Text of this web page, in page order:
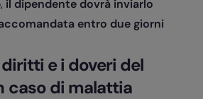
il dipendente dovrà inviarlo
entro due giorni
e i doveri del
caso di malattia